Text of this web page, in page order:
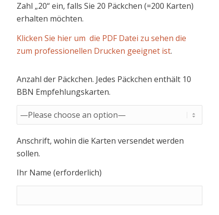
Zahl „20“ ein, falls Sie 20 Päckchen (=200 Karten)
erhalten möchten.
Klicken Sie hier um die PDF Datei zu sehen die
zum professionellen Drucken geeignet ist.
Anzahl der Päckchen. Jedes Päckchen enthält 10
BBN Empfehlungskarten.
Anschrift, wohin die Karten versendet werden
sollen.
Ihr Name (erforderlich)